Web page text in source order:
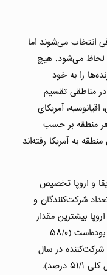
انتخاب می‌شوند اما
لحاظ می‌شود. هیچ
۷ درصد از برنده‌ها را به خود
مناطقی تقسیم
اقیانوسیه، آمریکای
منطقه بر حسب
از آن منطقه به آمریکا رفته‌اند
به آفریقا و اروپا تخصیص
شرکت‌کنندگان و
در اروپا بیشترین مقدار
بوده‌است (۱۵/۲ درصد) و در آسیا کمترین بوده‌است (۵۸/۰
در سال